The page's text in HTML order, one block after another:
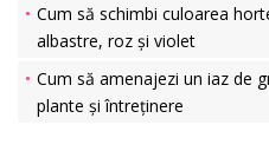
Cum să schimbi culoarea
albastre, roz și violet
Cum să amenajezi un iaz de
plante și întreținere